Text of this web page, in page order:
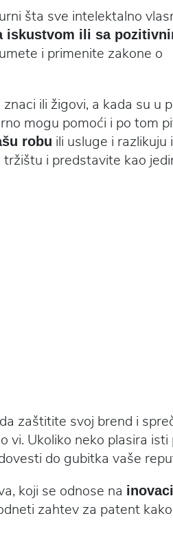
šta sve intelektalno
iskustvom ili sa
i primenite zakone o
ili žigovi, a kada su u
mogu pomoći i po tom
robu ili usluge i razlikuju
i predstavite kao
zaštitite svoj brend i
vi. Ukoliko neko plasira isti
do gubitka vaše
koji se odnose na
zahtev za patent